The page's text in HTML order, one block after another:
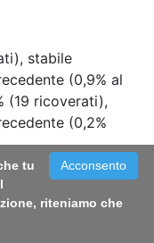
stabile
(0,9% al
(19 ricoverati),
(0,2%
2026 -
TABACCO
Acconsento
tu
riteniamo che